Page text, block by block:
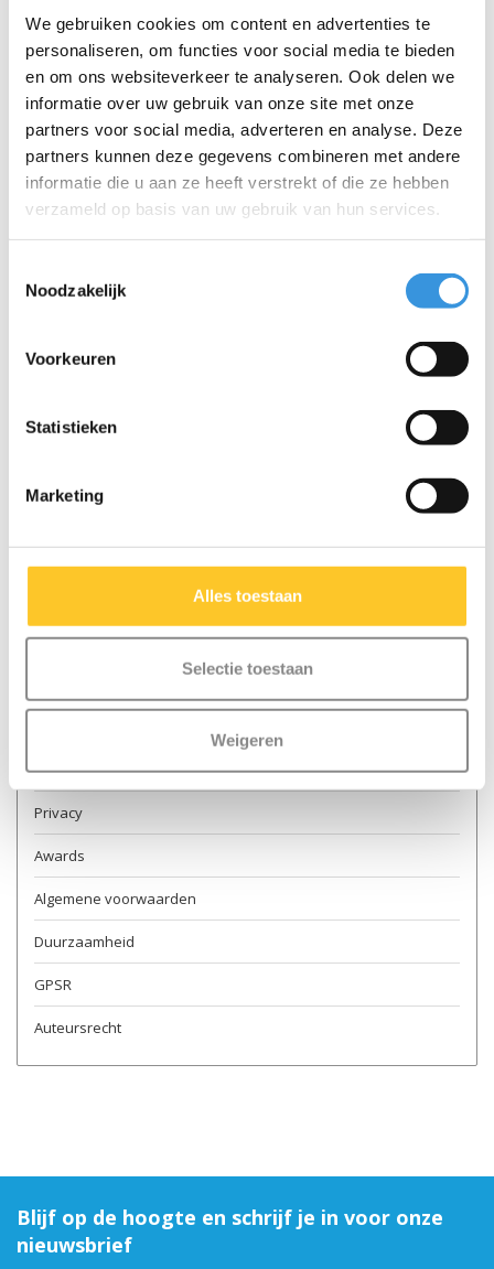
We gebruiken cookies om content en advertenties te
personaliseren, om functies voor social media te bieden
en om ons websiteverkeer te analyseren. Ook delen we
informatie over uw gebruik van onze site met onze
partners voor social media, adverteren en analyse. Deze
partners kunnen deze gegevens combineren met andere
informatie die u aan ze heeft verstrekt of die ze hebben
verzameld op basis van uw gebruik van hun services.
Noodzakelijk
Voorkeuren
Statistieken
Marketing
Alles toestaan
Selectie toestaan
Weigeren
Telefoon:
Onderwerp:*
Bericht:*
* Verplichte velden
Contact & openingstijden
Verkooppunten
Retourneren
Veilig steppen
Privacy
Awards
Algemene voorwaarden
Duurzaamheid
GPSR
Auteursrecht
Blijf op de hoogte en schrijf je in voor onze
nieuwsbrief